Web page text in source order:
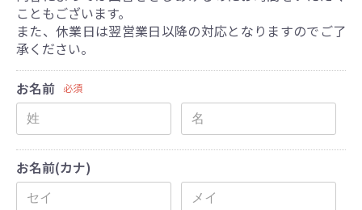
こともございます。
また、休業日は翌営業日以降の対応となりますのでご了
承ください。
お名前 必須
お名前(カナ)